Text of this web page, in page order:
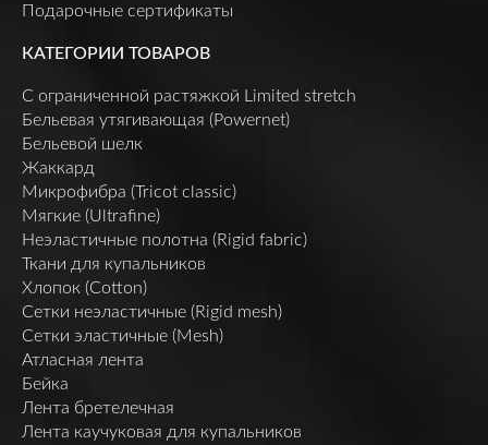
Подарочные сертификаты
КАТЕГОРИИ ТОВАРОВ
C ограниченной растяжкой Limited stretch
Бельевая утягивающая (Powernet)
Бельевой шелк
Жаккард
Микрофибра (Tricot classic)
Мягкие (Ultrafine)
Неэластичные полотна (Rigid fabric)
Ткани для купальников
Хлопок (Cotton)
Сетки неэластичные (Rigid mesh)
Сетки эластичные (Mesh)
Атласная лента
Бейка
Лента бретелечная
Лента каучуковая для купальников